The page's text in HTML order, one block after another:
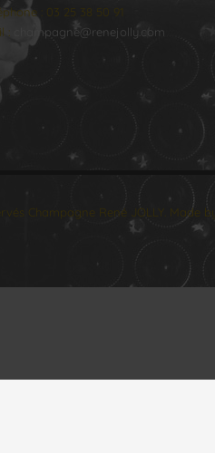
: 03 25 38 50 91
:
champagne@renejolly.com
Champagne René JOLLY. Made by